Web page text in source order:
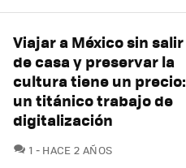
Viajar a México sin salir
de casa y preservar la
cultura tiene un precio:
un titánico trabajo de
digitalización
1 COMENTARIOS
HACE 2 AÑOS